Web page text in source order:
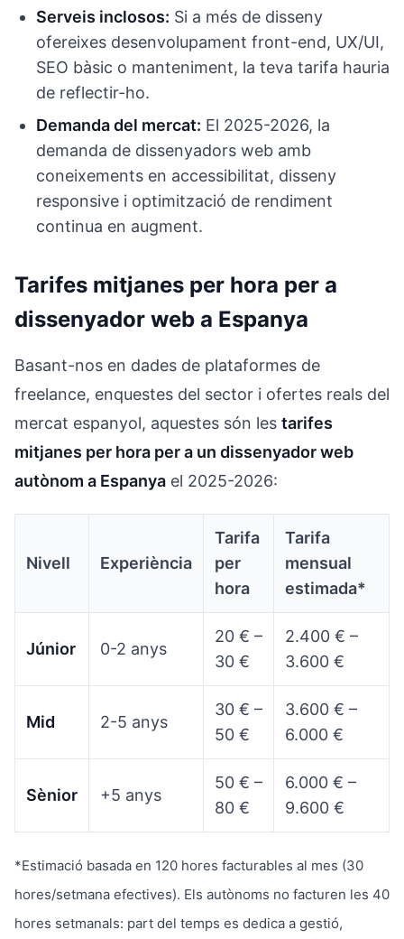
Serveis inclosos: Si a més de disseny
ofereixes desenvolupament front-end, UX/UI,
SEO bàsic o manteniment, la teva tarifa hauria
de reflectir-ho.
Demanda del mercat: El 2025-2026, la
demanda de dissenyadors web amb
coneixements en accessibilitat, disseny
responsive i optimització de rendiment
continua en augment.
Tarifes mitjanes per hora per a
dissenyador web a Espanya
Basant-nos en dades de plataformes de
freelance, enquestes del sector i ofertes reals del
mercat espanyol, aquestes són les tarifes
mitjanes per hora per a un dissenyador web
autònom a Espanya el 2025-2026:
Nivell Experiència
Tarifa
per
hora
Tarifa
mensual
estimada*
Júnior 0-2 anys
20 € –
30 €
2.400 € –
3.600 €
Mid 2-5 anys
30 € –
50 €
3.600 € –
6.000 €
Sènior +5 anys
50 € –
80 €
6.000 € –
9.600 €
*Estimació basada en 120 hores facturables al mes (30
hores/setmana efectives). Els autònoms no facturen les 40
hores setmanals: part del temps es dedica a gestió,